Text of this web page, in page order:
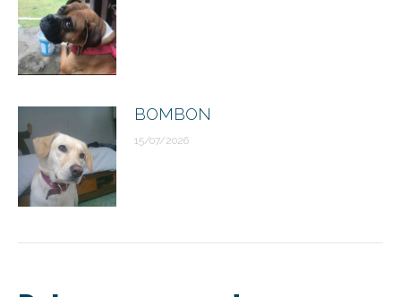
BOMBON
15/07/2026